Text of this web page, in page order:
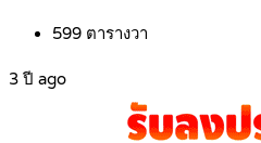
599 ตารางวา
3 ปี ago